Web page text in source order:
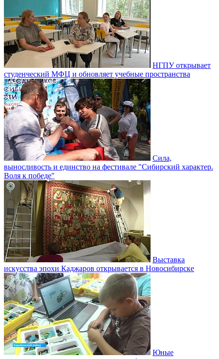
НГПУ открывает
студенческий МФЦ и обновляет учебные пространства
Сила,
выносливость и единство на фестивале "Сибирский характер.
Воля к победе"
Выставка
искусства эпохи Каджаров открывается в Новосибирске
Юные